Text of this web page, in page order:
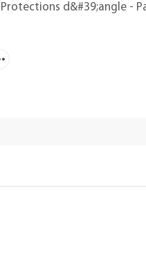
Protections d&#39;angle -